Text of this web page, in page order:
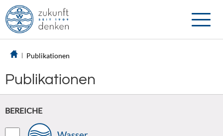
Toggle
Publikationen
Publikationen
BEREICHE